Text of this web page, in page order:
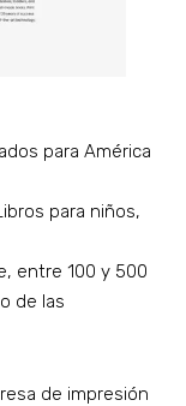
para América
para niños,
entre 100 y 500
de las
de impresión